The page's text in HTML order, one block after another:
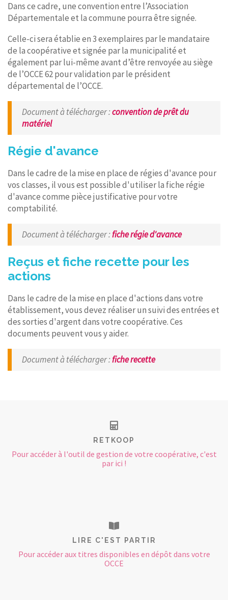
Dans ce cadre, une convention entre l’Association
Départementale et la commune pourra être signée.
Celle-ci sera établie en 3 exemplaires par le mandataire
de la coopérative et signée par la municipalité et
également par lui-même avant d’être renvoyée au siège
de l’OCCE 62 pour validation par le président
départemental de l’OCCE.
Document à télécharger:convention de prêt du
matériel
Régie d'avance
Dans le cadre de la mise en place de régies d'avance pour
vos classes, il vous est possible d'utiliser la fiche régie
d'avance comme pièce justificative pour votre
comptabilité.
Document à télécharger:fiche régie d'avance
Reçus et fiche recette pour les
actions
Dans le cadre de la mise en place d'actions dans votre
établissement, vous devez réaliser un suivi des entrées et
des sorties d'argent dans votre coopérative. Ces
documents peuvent vous y aider.
Document à télécharger:fiche recette
RETKOOP
Pour accéder à l'outil de gestion de votre coopérative, c'est
par ici !
LIRE C'EST PARTIR
Pour accéder aux titres disponibles en dépôt dans votre
OCCE